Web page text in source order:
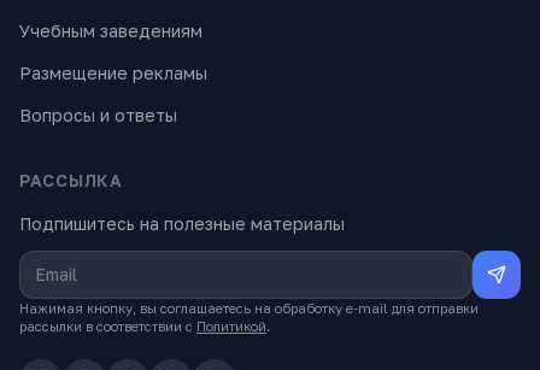
Учебным заведениям
Размещение рекламы
Вопросы и ответы
РАССЫЛКА
Подпишитесь на полезные материалы
Нажимая кнопку, вы соглашаетесь на обработку e-mail для отправки
рассылки в соответствии с Политикой.